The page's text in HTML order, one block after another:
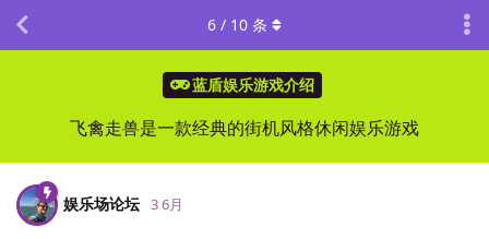
蓝盾娱乐游戏介绍
飞禽走兽是一款经典的街机风格休闲娱乐游戏
6 / 10 条
娱乐场论坛 3 6月